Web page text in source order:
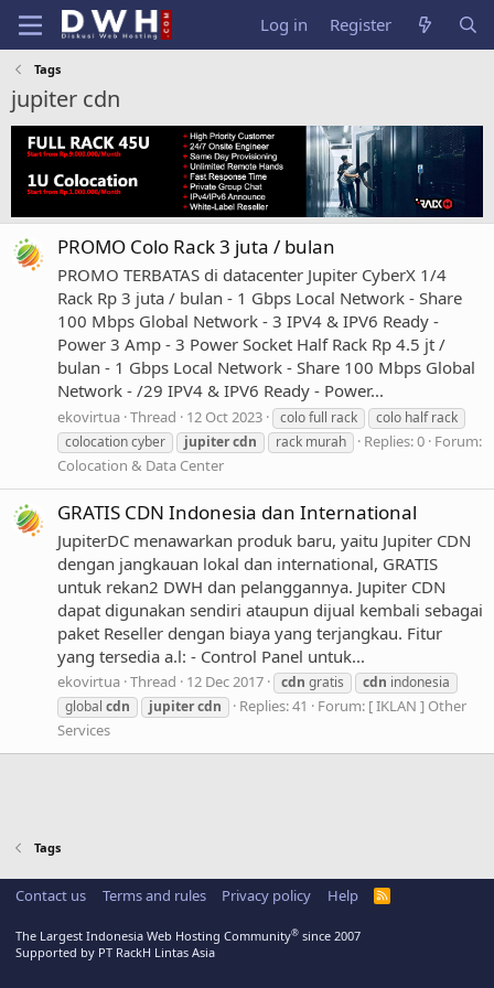
Log in Register
Tags
jupiter cdn
PROMO Colo Rack 3 juta / bulan
PROMO TERBATAS di datacenter Jupiter CyberX 1/4
Rack Rp 3 juta / bulan - 1 Gbps Local Network - Share
100 Mbps Global Network - 3 IPV4 & IPV6 Ready -
Power 3 Amp - 3 Power Socket Half Rack Rp 4.5 jt /
bulan - 1 Gbps Local Network - Share 100 Mbps Global
Network - /29 IPV4 & IPV6 Ready - Power...
ekovirtua Thread 12 Oct 2023 colo full rack
colo half rack
colocation cyber
jupitercdn rack murah Replies: 0 Forum:
Colocation & Data Center
GRATIS CDN Indonesia dan International
JupiterDC menawarkan produk baru, yaitu Jupiter CDN
dengan jangkauan lokal dan international, GRATIS
untuk rekan2 DWH dan pelanggannya. Jupiter CDN
dapat digunakan sendiri ataupun dijual kembali sebagai
paket Reseller dengan biaya yang terjangkau. Fitur
yang tersedia a.l: - Control Panel untuk...
ekovirtua Thread 12 Dec 2017 cdn gratis cdn indonesia
global cdn jupitercdn Replies: 41 Forum: [ IKLAN ] Other
Services
Tags
Contact us Terms and rules Privacy policy Help
R
The Largest Indonesia Web Hosting Community® since 2007
Supported by PT RackH Lintas Asia